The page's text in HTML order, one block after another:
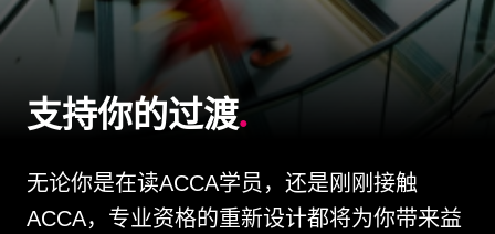
支持你的过渡
无论你是在读ACCA学员，还是刚刚接触
ACCA，专业资格的重新设计都将为你带来益